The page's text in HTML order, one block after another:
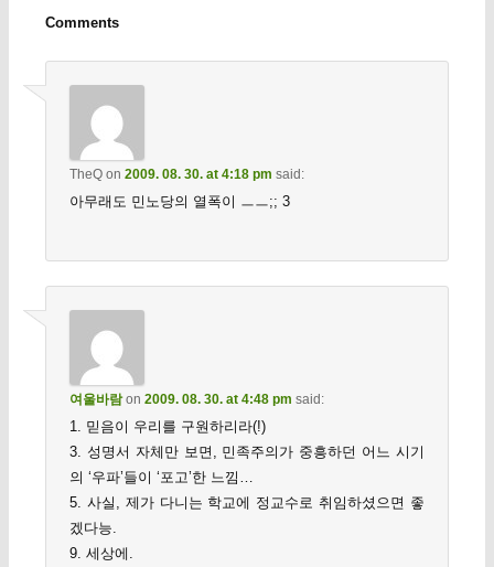
Comments
TheQon 2009. 08. 30. at 4:18 pm said:
아무래도 민노당의 열폭이 ㅡㅡ;; 3
여울바람on 2009. 08. 30. at 4:48 pm said:
1. 믿음이 우리를 구원하리라(!)
3. 성명서 자체만 보면, 민족주의가 중흥하던 어느 시기
의 ‘우파’들이 ‘포고’한 느낌…
5. 사실, 제가 다니는 학교에 정교수로 취임하셨으면 좋
겠다능.
9. 세상에.